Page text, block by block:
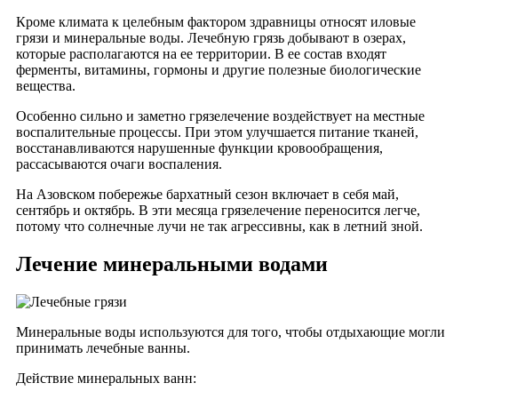
Кроме климата к целебным фактором здравницы относят иловые
грязи и минеральные воды. Лечебную грязь добывают в озерах,
которые располагаются на ее территории. В ее состав входят
ферменты, витамины, гормоны и другие полезные биологические
вещества.
Особенно сильно и заметно грязелечение воздействует на местные
воспалительные процессы. При этом улучшается питание тканей,
восстанавливаются нарушенные функции кровообращения,
рассасываются очаги воспаления.
На Азовском побережье бархатный сезон включает в себя май,
сентябрь и октябрь. В эти месяца грязелечение переносится легче,
потому что солнечные лучи не так агрессивны, как в летний зной.
Лечение минеральными водами
Минеральные воды используются для того, чтобы отдыхающие могли
принимать лечебные ванны.
Действие минеральных ванн: